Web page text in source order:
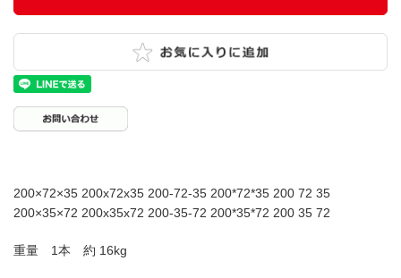
200×72×35 200x72x35 200-72-35 200*72*35 200 72 35
200×35×72 200x35x72 200-35-72 200*35*72 200 35 72
重量 1本 約 16kg